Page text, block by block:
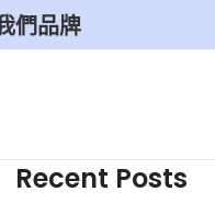
們品牌
Recent Posts